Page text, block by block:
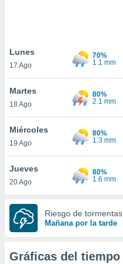
únicos
similares
como
IP
de
traten tus
en
a lo que
Para
Lunes
17 Ago
70%
1.1 mm
Martes
18 Ago
80%
2.1 mm
Miércoles
19 Ago
80%
1.3 mm
Jueves
20 Ago
80%
1.6 mm
Riesgo de tormentas
Mañana por la tarde
Gráficas del tiempo